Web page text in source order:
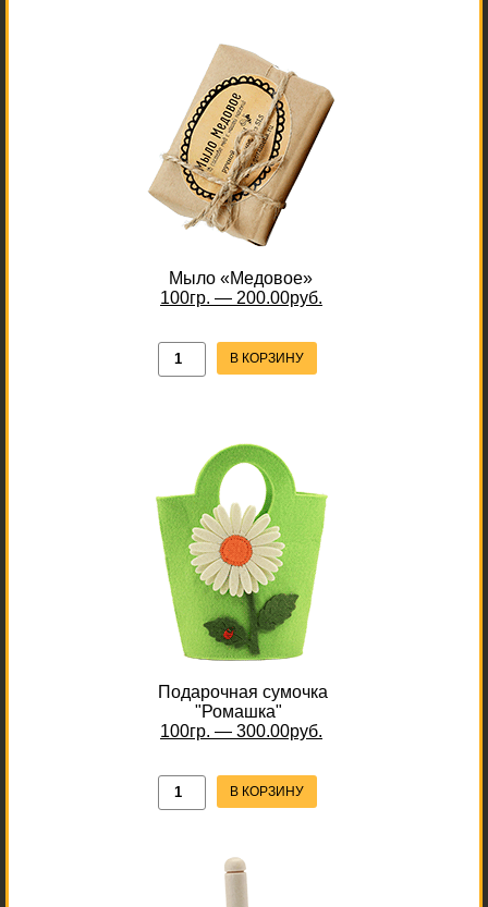
Мыло «Медовое»
100гр. — 200.00руб.
В КОРЗИНУ
Подарочная сумочка
"Ромашка"
100гр. — 300.00руб.
В КОРЗИНУ